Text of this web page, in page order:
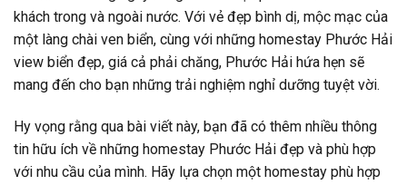
khách trong và ngoài nước. Với vẻ đẹp bình dị, mộc mạc của
một làng chài ven biển, cùng với những homestay Phước Hải
view biển đẹp, giá cả phải chăng, Phước Hải hứa hẹn sẽ
mang đến cho bạn những trải nghiệm nghỉ dưỡng tuyệt vời.
Hy vọng rằng qua bài viết này, bạn đã có thêm nhiều thông
tin hữu ích về những homestay Phước Hải đẹp và phù hợp
với nhu cầu của mình. Hãy lựa chọn một homestay phù hợp